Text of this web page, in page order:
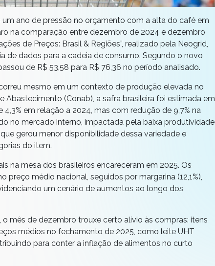
ano de pressão no orçamento com a alta do café em
na comparação entre dezembro de 2024 e dezembro
de Preços: Brasil & Regiões”, realizado pela Neogrid,
de dados para a cadeia de consumo. Segundo o novo
de R$ 53,58 para R$ 76,36 no período analisado.
mesmo em um contexto de produção elevada no
Abastecimento (Conab), a safra brasileira foi estimada em
em relação a 2024, mas com redução de 9,7% na
no mercado interno, impactada pela baixa produtividade
gerou menor disponibilidade dessa variedade e
do item.
na mesa dos brasileiros encareceram em 2025. Os
preço médio nacional, seguidos por margarina (12,1%),
um cenário de aumentos ao longo dos
mês de dezembro trouxe certo alívio às compras: itens
médios no fechamento de 2025, como leite UHT
para conter a inflação de alimentos no curto